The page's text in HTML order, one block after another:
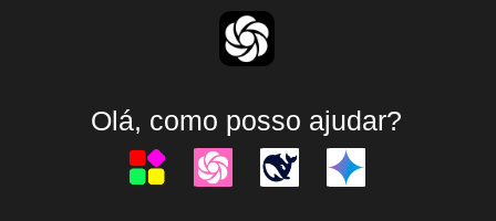
Olá, como posso ajudar?